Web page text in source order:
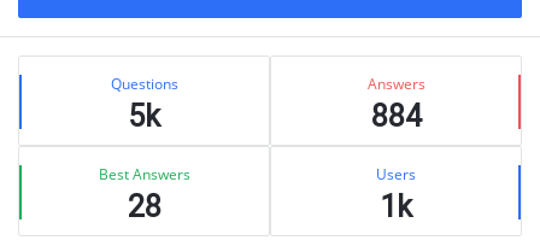
Sidebar
Stats Questions
5k
Answers
884
Best Answers
28
Users
1k